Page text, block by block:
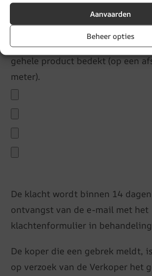
Aanvaarden
Beheer opties
JA NEE
Bij het ingediende formulier
zijn opgenomen van het
gehele product bedekt (op een
meter).
De klacht wordt binnen 14
ontvangst van de e-mail met het
klachtenformulier in
De koper die een gebrek meldt,
op verzoek van de Verkoper het